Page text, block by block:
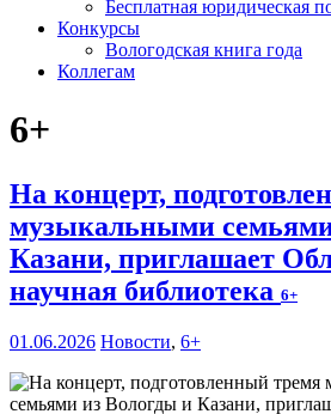
Бесплатная юридическая
Конкурсы
Вологодская книга года
Коллегам
6+
На концерт,
музыкальными
Казани, приглашает
научная библиотека 6+
01.06.2026 Новости, 6+